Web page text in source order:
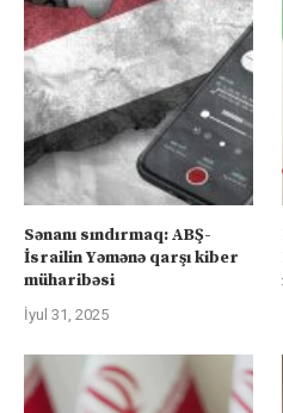
Sənanı sındırmaq: ABŞ-
İsrailin Yəmənə qarşı kiber
müharibəsi
İyul 31, 2025